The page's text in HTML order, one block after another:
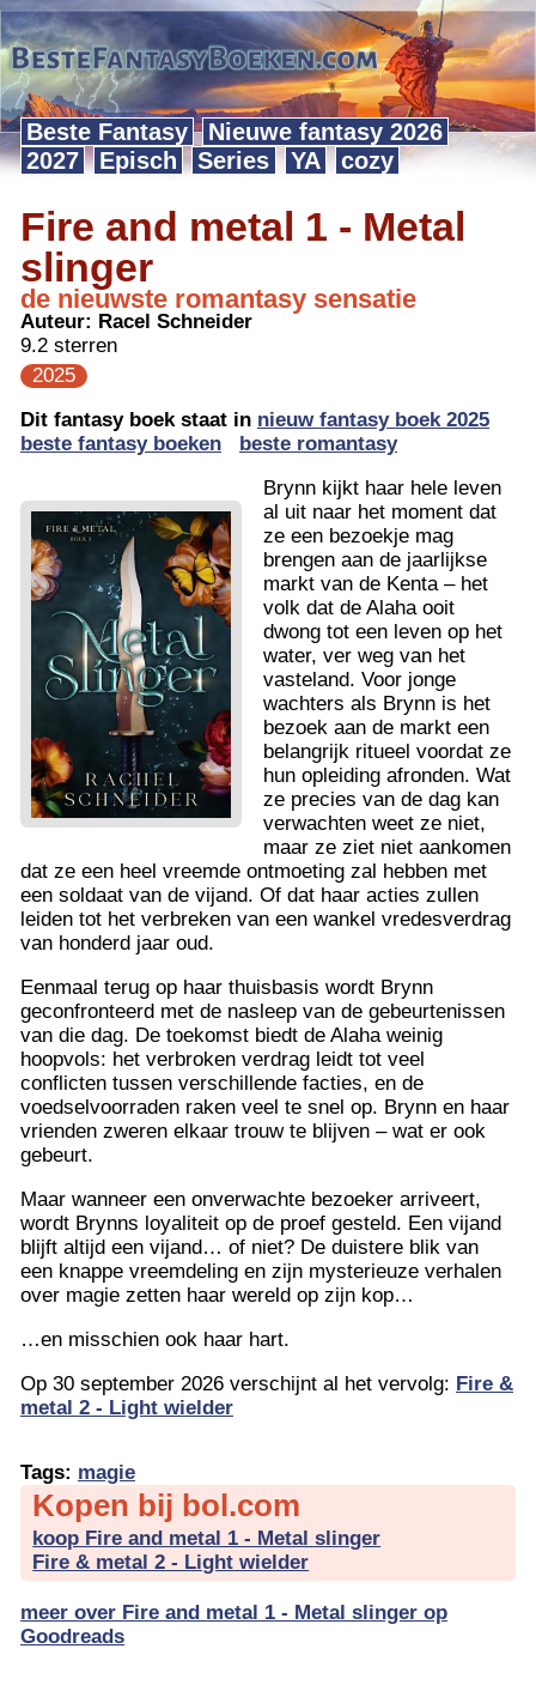
Beste Fantasy
Nieuwe fantasy 2026
2027
Episch Series YA cozy
Fire and metal 1 - Metal
slinger
de nieuwste romantasy sensatie
Auteur: Racel Schneider
9.2 sterren
2025
Dit fantasy boek staat in nieuw fantasy boek 2025
beste fantasy boeken
beste romantasy
Brynn kijkt haar hele leven
al uit naar het moment dat
ze een bezoekje mag
brengen aan de jaarlijkse
markt van de Kenta – het
volk dat de Alaha ooit
dwong tot een leven op het
water, ver weg van het
vasteland. Voor jonge
wachters als Brynn is het
bezoek aan de markt een
belangrijk ritueel voordat ze
hun opleiding afronden. Wat
ze precies van de dag kan
verwachten weet ze niet,
maar ze ziet niet aankomen
dat ze een heel vreemde ontmoeting zal hebben met
een soldaat van de vijand. Of dat haar acties zullen
leiden tot het verbreken van een wankel vredesverdrag
van honderd jaar oud.
Eenmaal terug op haar thuisbasis wordt Brynn
geconfronteerd met de nasleep van de gebeurtenissen
van die dag. De toekomst biedt de Alaha weinig
hoopvols: het verbroken verdrag leidt tot veel
conflicten tussen verschillende facties, en de
voedselvoorraden raken veel te snel op. Brynn en haar
vrienden zweren elkaar trouw te blijven – wat er ook
gebeurt.
Maar wanneer een onverwachte bezoeker arriveert,
wordt Brynns loyaliteit op de proef gesteld. Een vijand
blijft altijd een vijand… of niet? De duistere blik van
een knappe vreemdeling en zijn mysterieuze verhalen
over magie zetten haar wereld op zijn kop…
…en misschien ook haar hart.
Op 30 september 2026 verschijnt al het vervolg: Fire &
metal 2 - Light wielder
Tags: magie
Kopen bij bol.com
koop Fire and metal 1 - Metal slinger
Fire & metal 2 - Light wielder
meer over Fire and metal 1 - Metal slinger op
Goodreads